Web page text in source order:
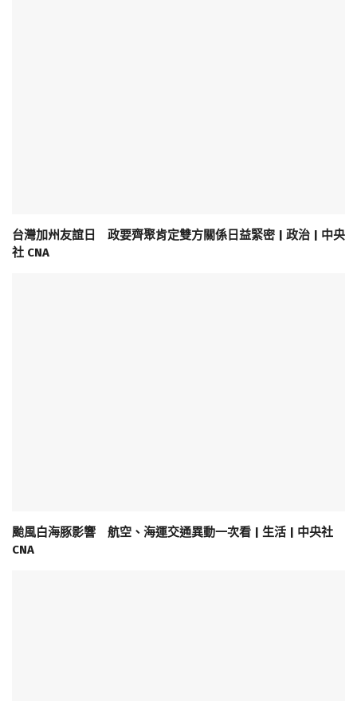
台灣加州友誼日 政要齊聚肯定雙方關係日益緊密 | 政治 | 中央
社 CNA
颱風白海豚影響 航空、海運交通異動一次看 | 生活 | 中央社
CNA